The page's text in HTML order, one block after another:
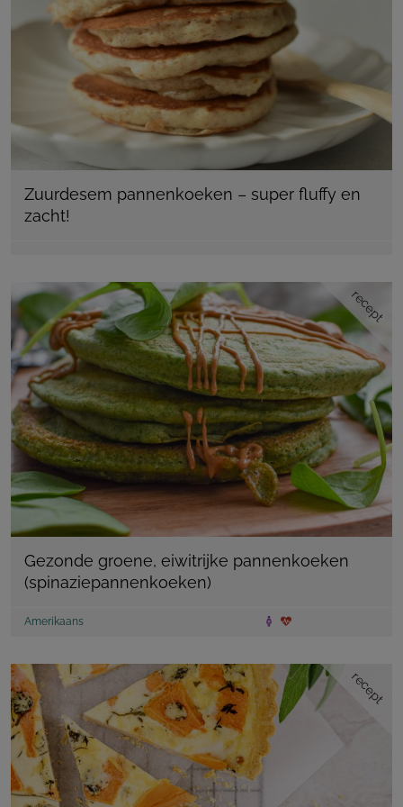
Zuurdesem pannenkoeken – super fluffy en
zacht!
recept
Gezonde groene, eiwitrijke pannenkoeken
(spinaziepannenkoeken)
Amerikaans
recept